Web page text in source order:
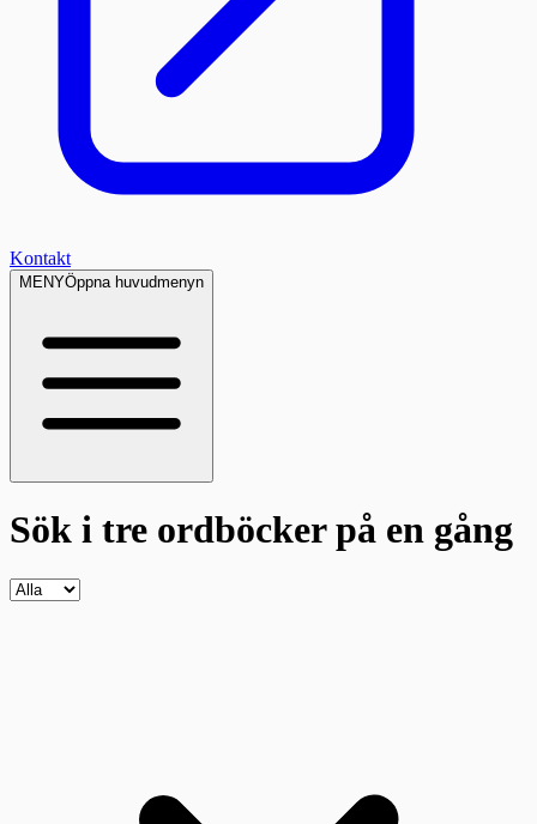
Kontakt
MENYÖppna huvudmenyn
Sök i tre ordböckerpå en gång